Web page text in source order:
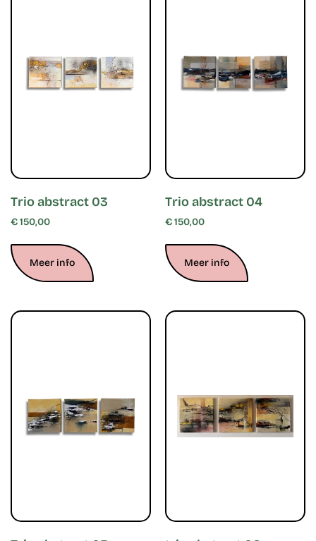
Trio abstract 03
€150,00
Meer info
Trio abstract 04
€150,00
Meer info